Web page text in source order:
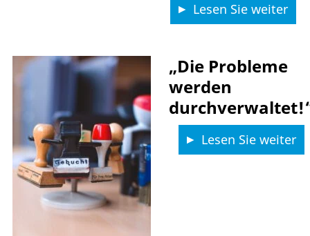
Lesen Sie weiter
„Die Probleme
werden
Lesen Sie weiter